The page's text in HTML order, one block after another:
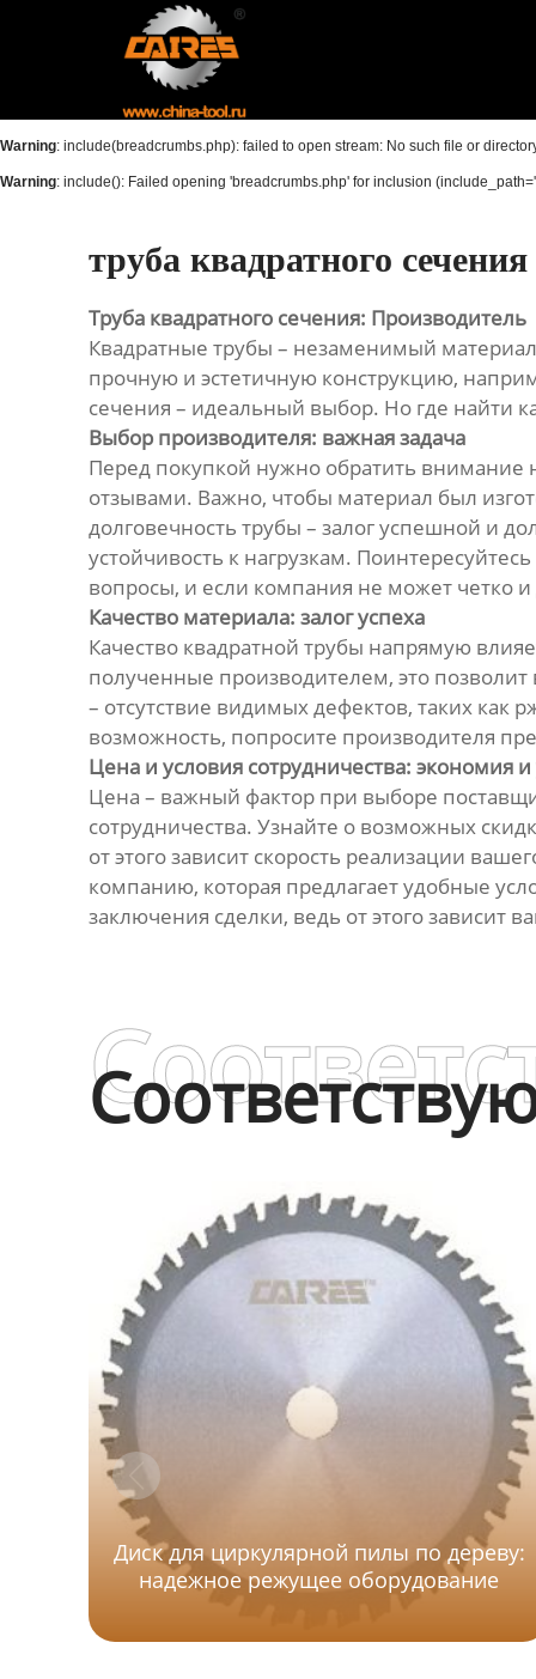
Новости
Контакты
Warning: include(breadcrumbs.php): failed to open stream: No such file or
Warning: include(): Failed opening 'breadcrumbs.php' for inclusion
труба квадратного
Труба квадратного сечения: Производитель
Квадратные трубы – незаменимый
прочную и эстетичную конструкцию,
сечения – идеальный выбор. Но где найти
Выбор производителя: важная задача
Перед покупкой нужно обратить
отзывами. Важно, чтобы материал был
долговечность трубы – залог успешной и
устойчивость к нагрузкам.
вопросы, и если компания не может четко
Качество материала: залог успеха
Качество квадратной трубы напрямую
полученные производителем, это
– отсутствие видимых дефектов, таких как
возможность, попросите производителя
Цена и условия сотрудничества: экономия и
Цена – важный фактор при выборе
сотрудничества. Узнайте о возможных
от этого зависит скорость реализации
компанию, которая предлагает удобные
заключения сделки, ведь от этого зависит
Диск для циркулярной пилы по дереву:
надежное режущее оборудование